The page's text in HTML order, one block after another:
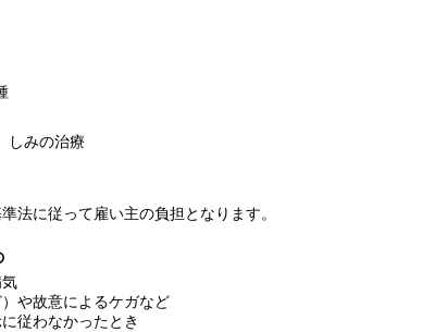
しみの治療
法に従って雇い主の負担となります。
や故意によるケガなど
従わなかったとき